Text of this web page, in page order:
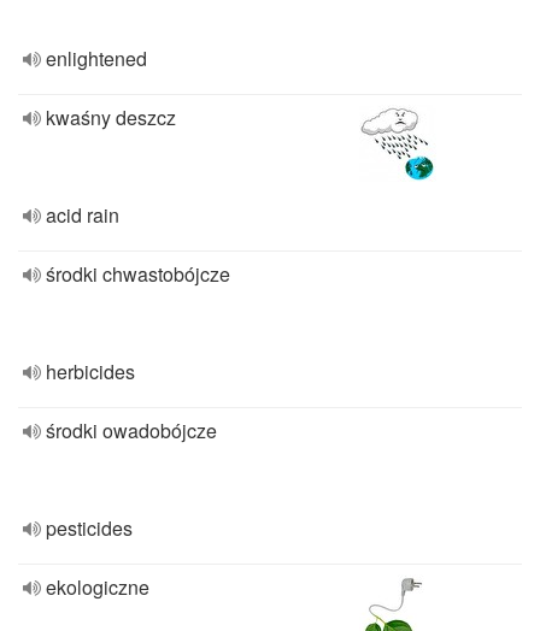
enlightened
kwaśny deszcz
acid rain
środki chwastobójcze
herbicides
środki owadobójcze
pesticides
ekologiczne